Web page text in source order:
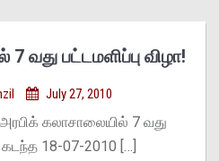
வது பட்டமளிப்பு விழா!
July 27, 2010
கலாசாலையில் 7 வது
கடந்த 18-07-2010 […]